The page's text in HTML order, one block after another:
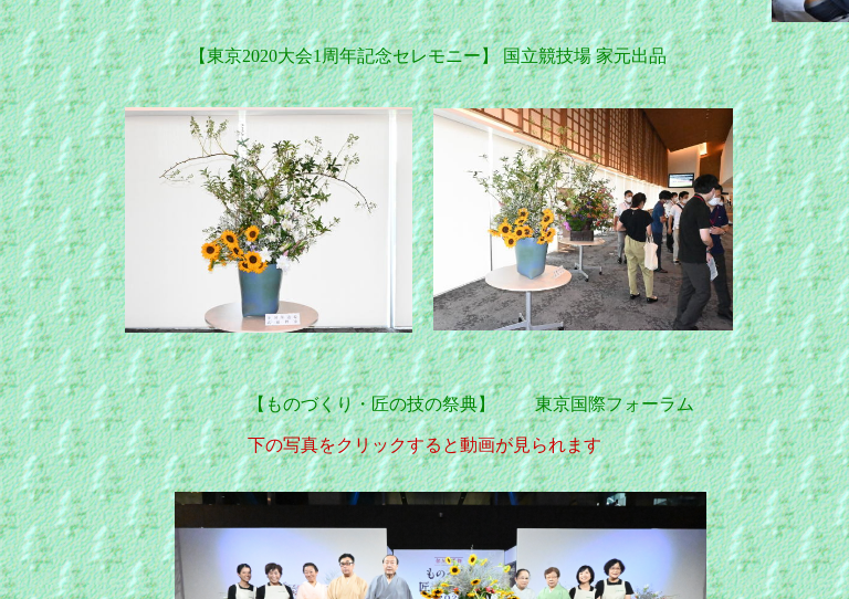
【ものづくり・匠の技の祭典】 東京国際フォーラム
下の写真をクリックすると動画が見られます
【東京2020大会1周年記念セレモニー】 国立競技場 家元出品